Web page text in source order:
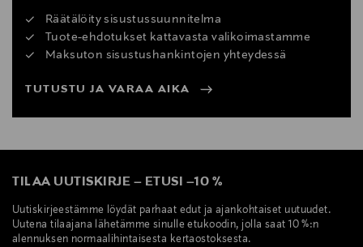
Räätälöity sisustussuunnitelma
Tuote-ehdotukset kattavasta valikoimastamme
Maksuton sisustushankintojen yhteydessä
TUTUSTU JA VARAA AIKA
TILAA UUTISKIRJE – ETUSI –10 %
Uutiskirjeestämme löydät parhaat edut ja ajankohtaiset uutuudet.
Uutena tilaajana lähetämme sinulle etukoodin, jolla saat 10 %:n
alennuksen normaalihintaisesta kertaostoksesta.